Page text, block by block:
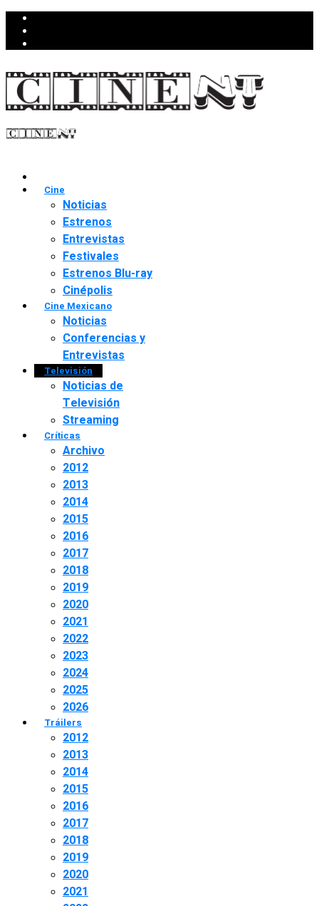
Cine
Noticias
Estrenos
Entrevistas
Festivales
Estrenos Blu-ray
Cinépolis
Cine Mexicano
Noticias
Conferencias y
Entrevistas
Televisión
Noticias de
Televisión
Streaming
Críticas
Archivo
2012
2013
2014
2015
2016
2017
2018
2019
2020
2021
2022
2023
2024
2025
2026
Tráilers
2012
2013
2014
2015
2016
2017
2018
2019
2020
2021